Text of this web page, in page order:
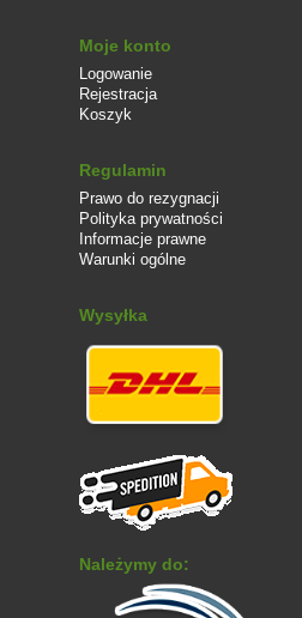
Moje konto
Logowanie
Rejestracja
Koszyk
Regulamin
Prawo do rezygnacji
Polityka prywatności
Informacje prawne
Warunki ogólne
Wysyłka
Należymy do: